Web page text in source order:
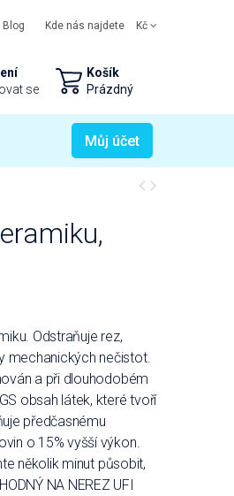
Blog Kde nás najdete Kč
se
Košík
Prázdný
Můj účet
Odstraňuje rez,
mechanických nečistot.
a při dlouhodobém
obsah látek, které tvoří
předčasnému
o 15% vyšší výkon.
několik minut působit,
NA NEREZ UFI